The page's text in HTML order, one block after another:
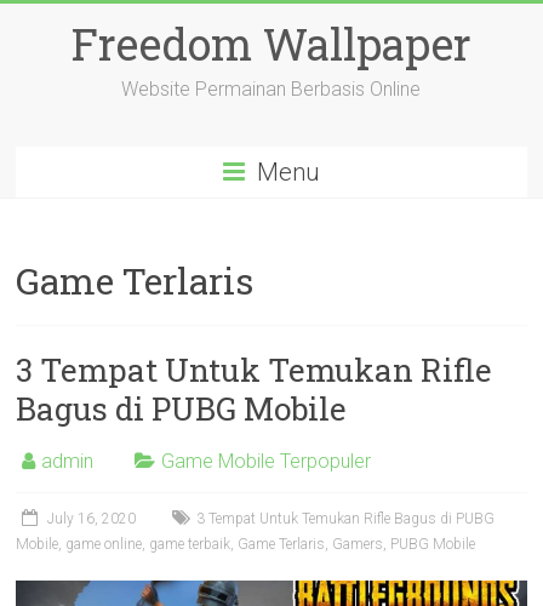
Freedom Wallpaper
Website Permainan Berbasis Online
Menu
Game Terlaris
3 Tempat Untuk Temukan Rifle
Bagus di PUBG Mobile
admin Game Mobile Terpopuler
July 16, 2020
3 Tempat Untuk Temukan Rifle Bagus di PUBG
Mobile, game online, game terbaik, Game Terlaris, Gamers, PUBG Mobile